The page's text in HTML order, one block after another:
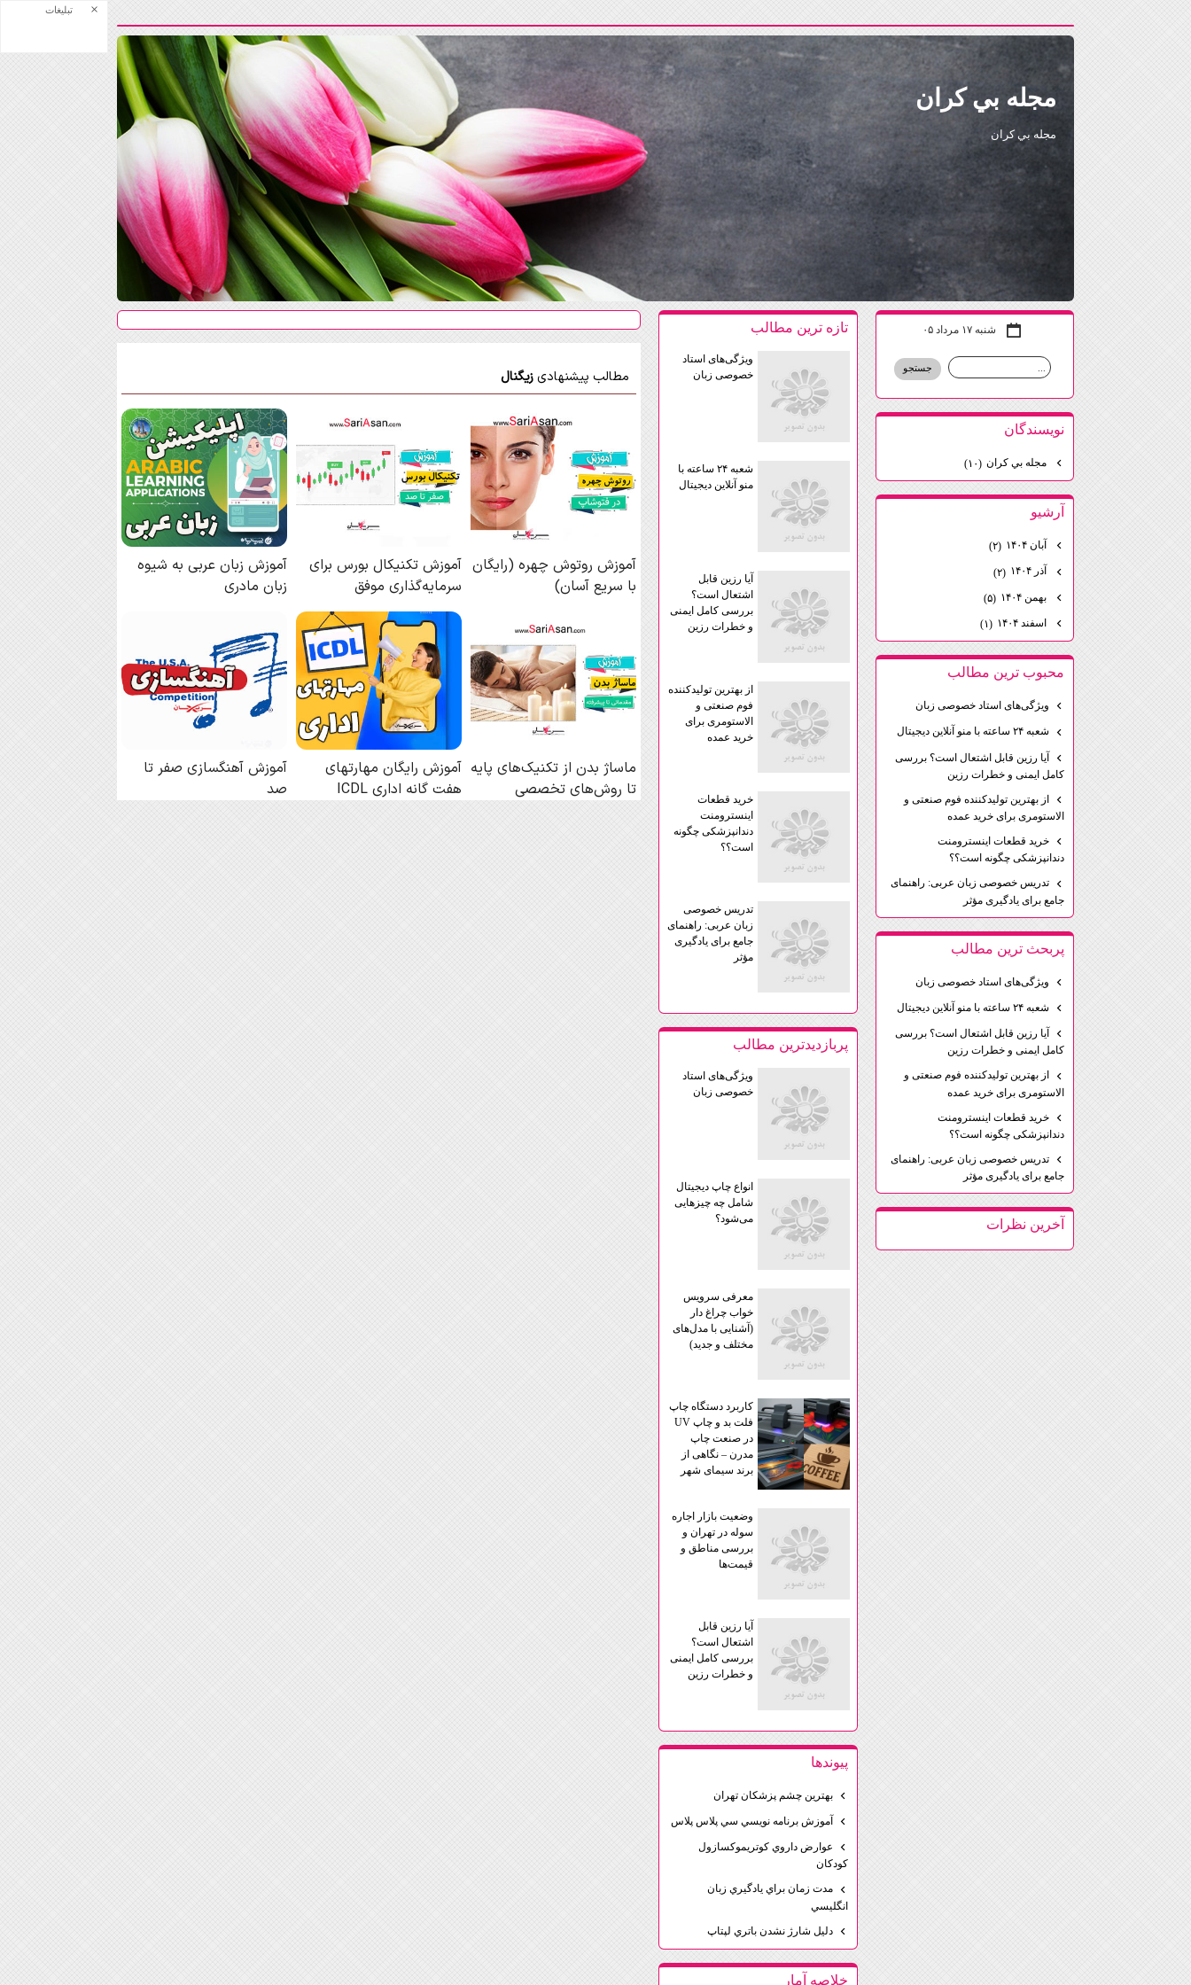
مجله بي كران
مجله بي كران
شنبه ۱۷ مرداد ۰۵
نويسندگان
مجله بي كران (۱۰)
آرشيو
آبان ۱۴۰۴
(۲)
آذر ۱۴۰۴
(۲)
بهمن ۱۴۰۴
(۵)
اسفند ۱۴۰۴
(۱)
محبوب ترين مطالب
ویژگی‌های استاد خصوصی زبان
شعبه ۲۴ ساعته با منو آنلاین دیجیتال
آیا رزین قابل اشتعال است؟ بررسی
کامل ایمنی و خطرات رزین
از بهترین تولیدکننده فوم صنعتی و
الاستومری برای خرید عمده
خرید قطعات اینسترومنت
دندانپزشکی چگونه است؟؟
تدریس خصوصی زبان عربی: راهنمای
جامع برای یادگیری مؤثر
پربحث ترين مطالب
ویژگی‌های استاد خصوصی زبان
شعبه ۲۴ ساعته با منو آنلاین دیجیتال
آیا رزین قابل اشتعال است؟ بررسی
کامل ایمنی و خطرات رزین
از بهترین تولیدکننده فوم صنعتی و
الاستومری برای خرید عمده
خرید قطعات اینسترومنت
دندانپزشکی چگونه است؟؟
تدریس خصوصی زبان عربی: راهنمای
جامع برای یادگیری مؤثر
آخرين نظرات
تازه ترين مطالب
ویژگی‌های استاد
خصوصی زبان
شعبه ۲۴ ساعته با
منو آنلاین دیجیتال
آیا رزین قابل
اشتعال است؟
بررسی کامل ایمنی
و خطرات رزین
از بهترین تولیدکننده
فوم صنعتی و
الاستومری برای
خرید عمده
خرید قطعات
اینسترومنت
دندانپزشکی چگونه
است؟؟
تدریس خصوصی
زبان عربی: راهنمای
جامع برای یادگیری
مؤثر
پربازديدترين مطالب
ویژگی‌های استاد
خصوصی زبان
انواع چاپ دیجیتال
شامل چه چیزهایی
می‌شود؟
معرفی سرویس
خواب چراغ دار
(آشنایی با مدل‌های
مختلف و جدید)
کاربرد دستگاه چاپ
فلت‌ بد و چاپ UV
در صنعت چاپ
مدرن – نگاهی از
برند سیمای شهر
وضعیت بازار اجاره
سوله در تهران و
بررسی مناطق و
قیمت‌ها
آیا رزین قابل
اشتعال است؟
بررسی کامل ایمنی
و خطرات رزین
پيوندها
بهترين چشم پزشكان تهران
آموزش برنامه نويسي سي پلاس پلاس
عوارض داروي كوتريموكسازول
كودكان
مدت زمان براي يادگيري زبان
انگليسي
دليل شارژ نشدن باتري لپتاپ
خلاصه آمار
تبلیغات ×